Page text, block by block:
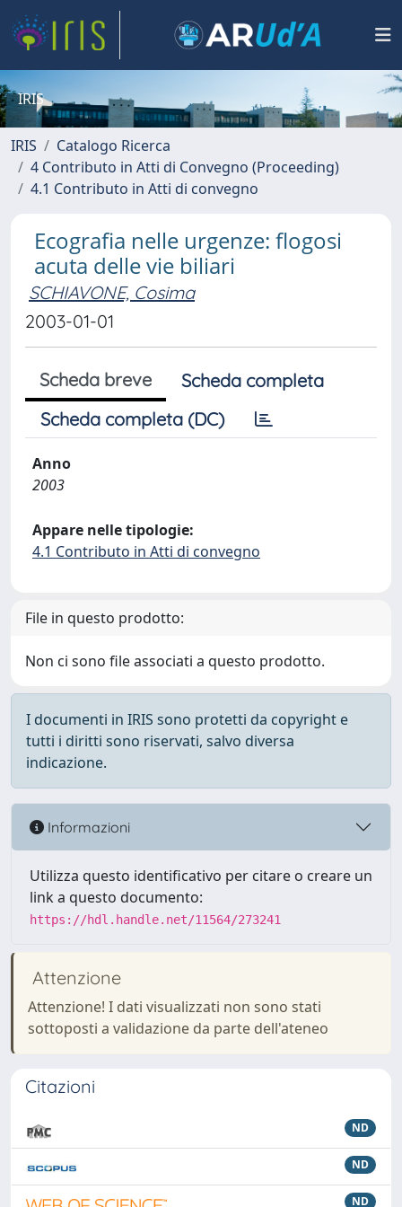
IRIS
IRIS
Catalogo Ricerca
4 Contributo in Atti di Convegno (Proceeding)
4.1 Contributo in Atti di convegno
Ecografia nelle urgenze: flogosi
acuta delle vie biliari
SCHIAVONE, Cosima
2003-01-01
Scheda breve
Scheda completa
Scheda completa (DC)
Anno
2003
Appare nelle tipologie:
4.1 Contributo in Atti di convegno
File in questo prodotto:
Non ci sono file associati a questo prodotto.
I documenti in IRIS sono protetti da copyright e
tutti i diritti sono riservati, salvo diversa
indicazione.
Informazioni
Utilizza questo identificativo per citare o creare un
link a questo documento:
https://hdl.handle.net/11564/273241
Attenzione
Attenzione! I dati visualizzati non sono stati
sottoposti a validazione da parte dell'ateneo
Citazioni
ND
ND
ND